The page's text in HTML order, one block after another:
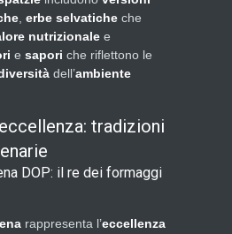
erbe selvatiche che
nutrizionale e
e sapori che riflettono le
dell’ambiente
tradizioni
DOP: il re dei formaggi
rappresenta l’eccellenza